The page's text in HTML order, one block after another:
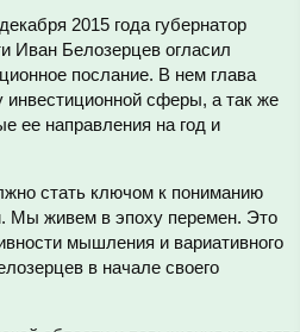
2015 года губернатор
Иван Белозерцев огласил
послание. В нем глава
инвестиционной сферы, а так же
ее направления на год и
стать ключом к пониманию
Мы живем в эпоху перемен. Это
мышления и вариативного
в начале своего